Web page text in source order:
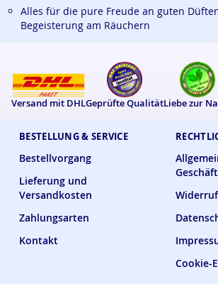
BESTELLUNG & SERVICE
Bestellvorgang
Lieferung und
Versandkosten
Zahlungsarten
Kontakt
Cookie-
Alles für die pure Freude an guten
Begeisterung am Räuchern
Versand mit DHLGeprüfte QualitätLiebe zur